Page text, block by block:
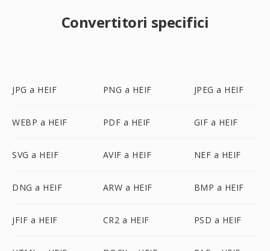
Convertitori specifici
JPG a HEIF PNG a HEIF JPEG a HEIF
WEBP a HEIF PDF a HEIF GIF a HEIF
SVG a HEIF AVIF a HEIF NEF a HEIF
DNG a HEIF ARW a HEIF BMP a HEIF
JFIF a HEIF CR2 a HEIF PSD a HEIF